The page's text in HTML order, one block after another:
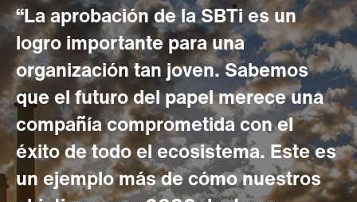
“La aprobación de la SBTi es un
logro importante para una
organización tan joven. Sabemos
que el futuro del papel merece una
compañía comprometida con el
éxito de todo el ecosistema. Este es
un ejemplo más de cómo nuestros